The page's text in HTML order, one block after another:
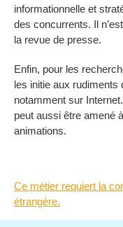
informationnelle et
des concurrents. Il
la revue de presse.
Enfin, pour les
les initie aux rudiments
notamment sur
peut aussi être amené
animations.
Ce métier requiert la
étrangère.